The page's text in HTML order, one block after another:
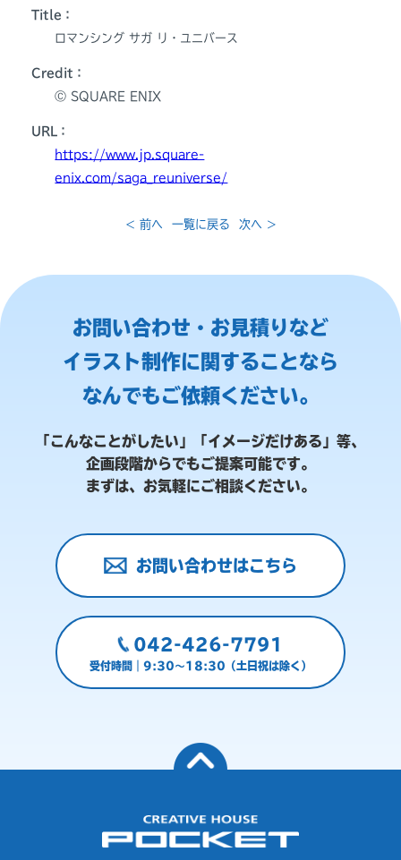
Title：
ロマンシング サガ リ・ユニバース
Credit：
Ⓒ SQUARE ENIX
URL：
https://www.jp.square-
enix.com/saga_reuniverse/
< 前へ 一覧に戻る 次へ >
お問い合わせ・お見積りなど
イラスト制作に関することなら
なんでもご依頼ください。
「こんなことがしたい」「イメージだけある」等、
企画段階からでもご提案可能です。
まずは、お気軽にご相談ください。
お問い合わせはこちら
042-426-7791
受付時間｜9:30～18:30（土日祝は除く）